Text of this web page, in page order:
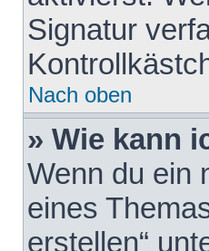
Signatur
Nach oben
» Wie kann
Wenn du ein
eines
erstellen“